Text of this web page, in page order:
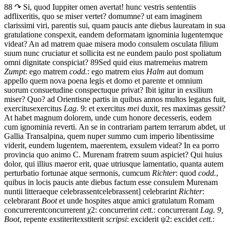
88 ↷ Si, quod Iuppiter omen avertat! hunc vestris sententiis
adflixeritis, quo se miser vertet? domumne? ut eam imaginem
clarissimi viri, parentis sui, quam paucis ante diebus laureatam in sua
gratulatione conspexit, eandem deformatam ignominia lugentemque
videat? An ad matrem quae misera modo consulem osculata filium
suum nunc cruciatur et sollicita est ne eundem paulo post spoliatum
omni dignitate conspiciat? 89Sed quid eius matremeius matrem
Zumpt: ego matrem codd.: ego matrem eius Halm aut domum
appello quem nova poena legis et domo et parente et omnium
suorum consuetudine conspectuque privat? Ibit igitur in exsilium
miser? Quo? ad Orientisne partis in quibus annos multos legatus fuit,
exercitusexercitus Lag. 9: et exercitus mei duxit, res maximas gessit?
At habet magnum dolorem, unde cum honore decesseris, eodem
cum ignominia reverti. An se in contrariam partem terrarum abdet, ut
Gallia Transalpina, quem nuper summo cum imperio libentissime
viderit, eundem lugentem, maerentem, exsulem videat? In ea porro
provincia quo animo C. Murenam fratrem suum aspiciet? Qui huius
dolor, qui illius maeror erit, quae utriusque lamentatio, quanta autem
perturbatio fortunae atque sermonis, cumcum Richter: quod codd.,
quibus in locis paucis ante diebus factum esse consulem Murenam
nuntii litteraeque celebrassentcelebrassent] celebrarint Richter:
celebrarant Boot et unde hospites atque amici gratulatum Romam
concurrerentconcurrerent χ2: concurrerint cett.: concurrerant Lag. 9,
Boot, repente exstiteritexstiterit scripsi: exciderit ψ2: excidet cett.: